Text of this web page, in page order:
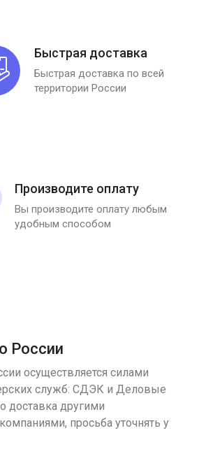
Быстрая доставка
Быстрая доставка по всей
территории России
Производите оплату
Вы производите оплату любым
удобным способом
России
осуществляется силами
служб: СДЭК и Деловые
доставка другими
просьба уточнять у